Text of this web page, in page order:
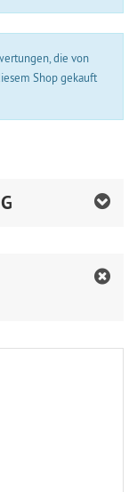
die von
Shop gekauft